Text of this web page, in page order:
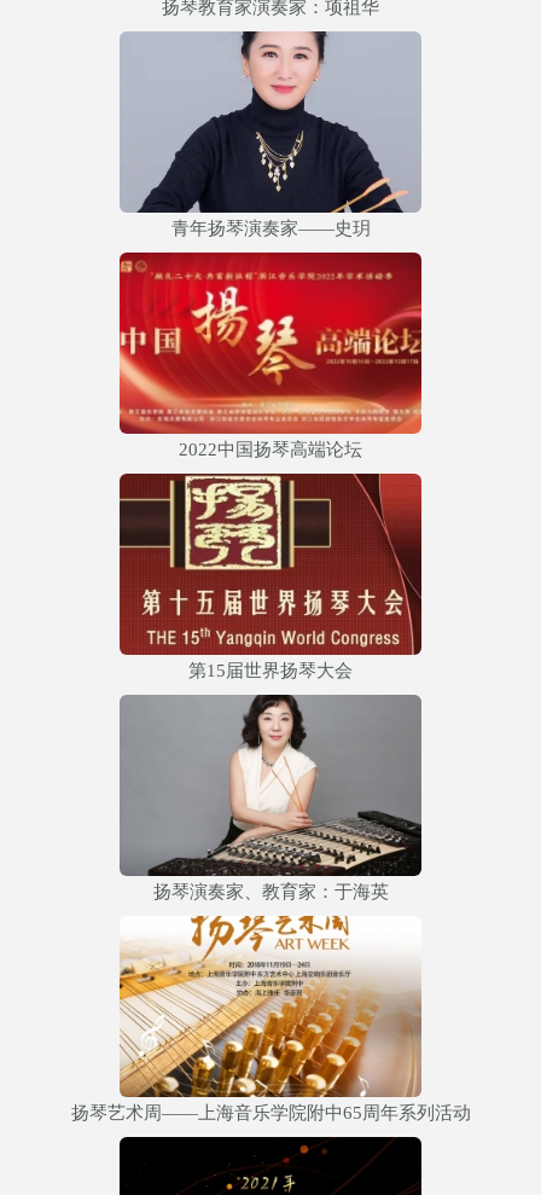
扬琴教育家演奏家：项祖华
青年扬琴演奏家——史玥
2022中国扬琴高端论坛
第15届世界扬琴大会
扬琴演奏家、教育家：于海英
扬琴艺术周——上海音乐学院附中65周年系列活动